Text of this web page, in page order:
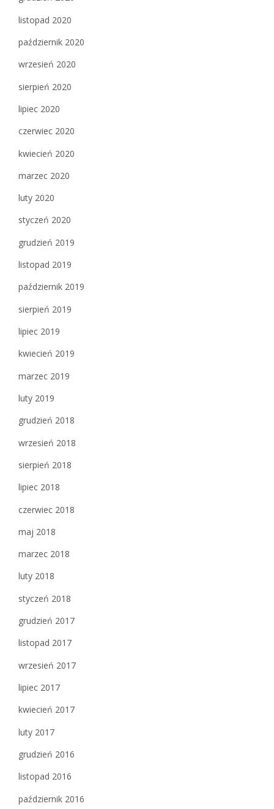
listopad 2020
październik 2020
wrzesień 2020
sierpień 2020
lipiec 2020
czerwiec 2020
kwiecień 2020
marzec 2020
luty 2020
styczeń 2020
grudzień 2019
listopad 2019
październik 2019
sierpień 2019
lipiec 2019
kwiecień 2019
marzec 2019
luty 2019
grudzień 2018
wrzesień 2018
sierpień 2018
lipiec 2018
czerwiec 2018
maj 2018
marzec 2018
luty 2018
styczeń 2018
grudzień 2017
listopad 2017
wrzesień 2017
lipiec 2017
kwiecień 2017
luty 2017
grudzień 2016
listopad 2016
październik 2016